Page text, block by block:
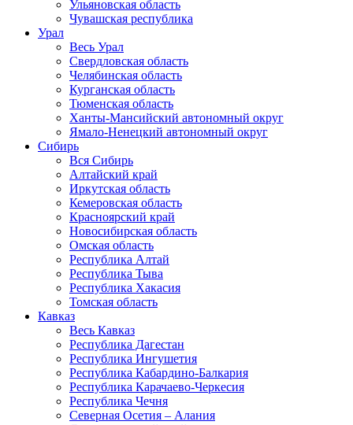
Ульяновская область
Чувашская республика
Урал
Весь Урал
Свердловская область
Челябинская область
Курганская область
Тюменская область
Ханты-Мансийский автономный округ
Ямало-Ненецкий автономный округ
Сибирь
Вся Сибирь
Алтайский край
Иркутская область
Кемеровская область
Красноярский край
Новосибирская область
Омская область
Республика Алтай
Республика Тыва
Республика Хакасия
Томская область
Кавказ
Весь Кавказ
Республика Дагестан
Республика Ингушетия
Республика Кабардино-Балкария
Республика Карачаево-Черкесия
Республика Чечня
Северная Осетия – Алания